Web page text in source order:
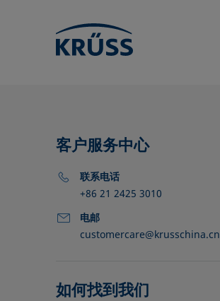
客户服务中心
联系电话
+86 21 2425 3010
电邮
customercare@krusschina.cn
如何找到我们